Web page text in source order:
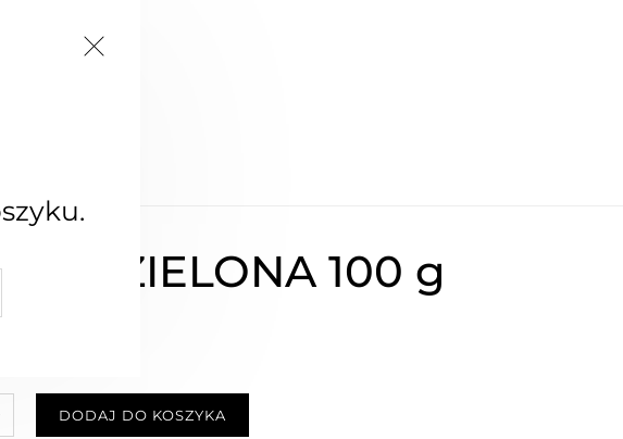
ZIELONA 100 g
KOSZYKU :)
DODAJ DO KOSZYKA